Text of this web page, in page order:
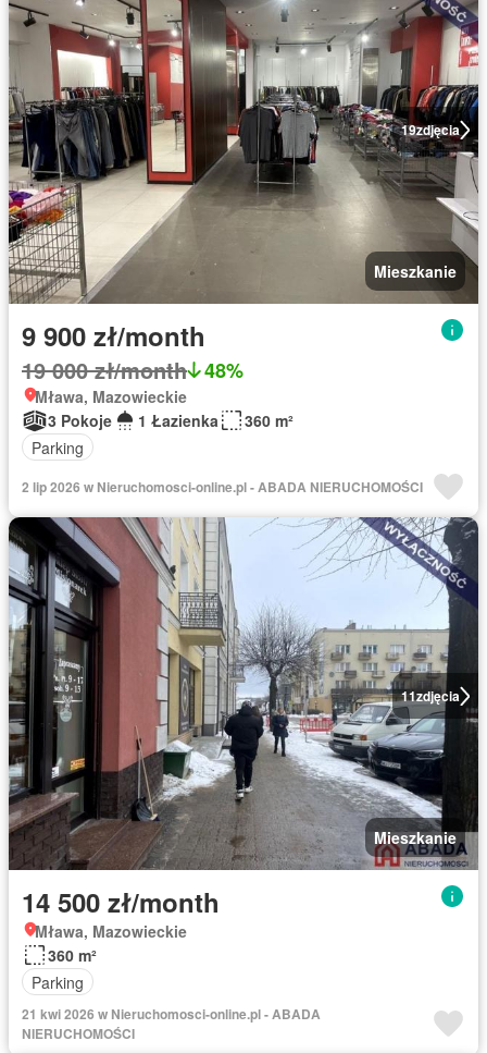
19zdjęcia
Mieszkanie
9 900 zł/month
19 000 zł/month 48%
Mława, Mazowieckie
3 Pokoje
1 Łazienka
360 m²
Parking
2 lip 2026 w Nieruchomosci-online.pl - ABADA NIERUCHOMOŚCI
11zdjęcia
Mieszkanie
14 500 zł/month
Mława, Mazowieckie
360 m²
Parking
21 kwi 2026 w Nieruchomosci-online.pl - ABADA
NIERUCHOMOŚCI